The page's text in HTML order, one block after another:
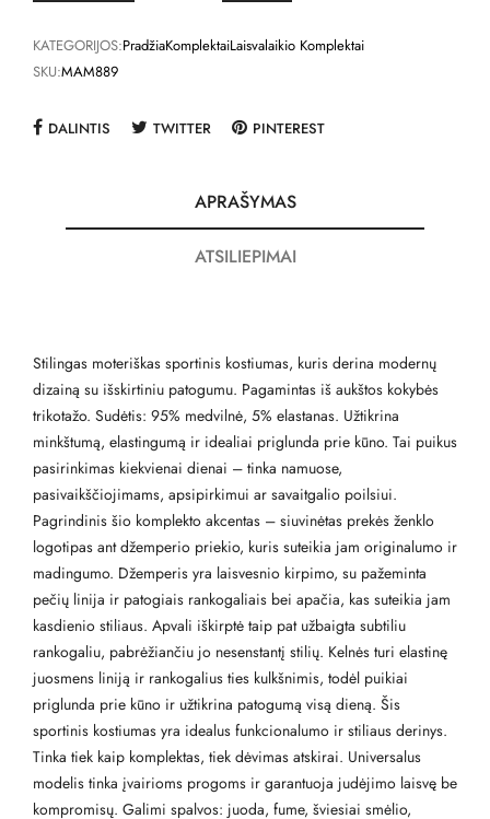
KATEGORIJOS:PradžiaKomplektaiLaisvalaikio Komplektai
SKU:MAM889
DALINTIS TWITTER PINTEREST
APRAŠYMAS
ATSILIEPIMAI
Stilingas moteriškas sportinis kostiumas, kuris derina modernų
dizainą su išskirtiniu patogumu. Pagamintas iš aukštos kokybės
trikotažo. Sudėtis: 95% medvilnė, 5% elastanas. Užtikrina
minkštumą, elastingumą ir idealiai priglunda prie kūno. Tai puikus
pasirinkimas kiekvienai dienai – tinka namuose,
pasivaikščiojimams, apsipirkimui ar savaitgalio poilsiui.
Pagrindinis šio komplekto akcentas – siuvinėtas prekės ženklo
logotipas ant džemperio priekio, kuris suteikia jam originalumo ir
madingumo. Džemperis yra laisvesnio kirpimo, su pažeminta
pečių linija ir patogiais rankogaliais bei apačia, kas suteikia jam
kasdienio stiliaus. Apvali iškirptė taip pat užbaigta subtiliu
rankogaliu, pabrėžiančiu jo nesenstantį stilių. Kelnės turi elastinę
juosmens liniją ir rankogalius ties kulkšnimis, todėl puikiai
priglunda prie kūno ir užtikrina patogumą visą dieną. Šis
sportinis kostiumas yra idealus funkcionalumo ir stiliaus derinys.
Tinka tiek kaip komplektas, tiek dėvimas atskirai. Universalus
modelis tinka įvairioms progoms ir garantuoja judėjimo laisvę be
kompromisų. Galimi spalvos: juoda, fume, šviesiai smėlio,